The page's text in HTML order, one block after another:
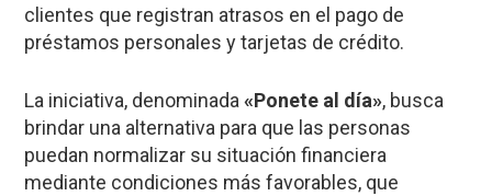
clientes que registran atrasos en el pago de
préstamos personales y tarjetas de crédito.
La iniciativa, denominada«Ponete al día», busca
brindar una alternativa para que las personas
puedan normalizar su situación financiera
mediante condiciones más favorables, que